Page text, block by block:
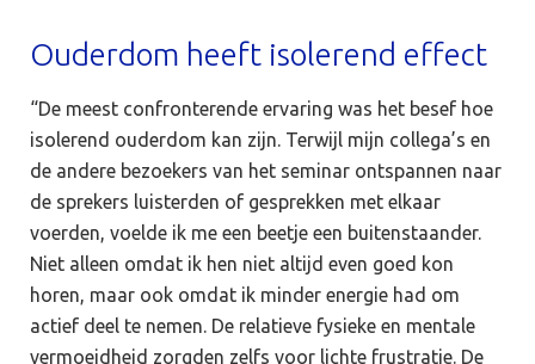
Ouderdom heeft isolerend effect
“De meest confronterende ervaring was het besef hoe
isolerend ouderdom kan zijn. Terwijl mijn collega’s en
de andere bezoekers van het seminar ontspannen naar
de sprekers luisterden of gesprekken met elkaar
voerden, voelde ik me een beetje een buitenstaander.
Niet alleen omdat ik hen niet altijd even goed kon
horen, maar ook omdat ik minder energie had om
actief deel te nemen. De relatieve fysieke en mentale
vermoeidheid zorgden zelfs voor lichte frustratie. De